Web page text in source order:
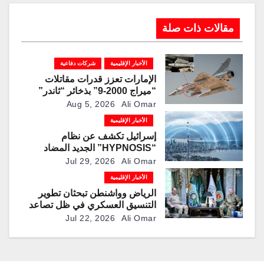
مقالات ذات صلة
الأخبار الإقليمية شركات دفاعية
الإمارات تعزز قدرات مقاتلات
“ميراج 2000-9” بذخائر “ثاندر”
الذكية المطورة محليًا
Aug 5, 2026 Ali Omar
الأخبار الإقليمية
إسرائيل تكشف عن نظام
“HYPNOSIS” الجديد المضاد
للمسيرات
Jul 29, 2026 Ali Omar
الأخبار الإقليمية
الرياض وواشنطن تبحثان تطوير
التنسيق العسكري في ظل تصاعد
التوترات الإقليميةJul 22, 2026 Ali Omar